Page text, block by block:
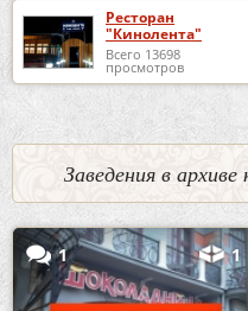
Ресторан
"Кинолента"
Всего 13698
просмотров
Заведения в
1 1